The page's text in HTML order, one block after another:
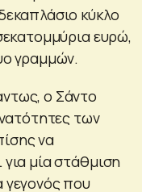
κύκλο
ευρώ,
γραμμών.
ο Σάντο
των
να
μία στάθμιση
γεγονός που